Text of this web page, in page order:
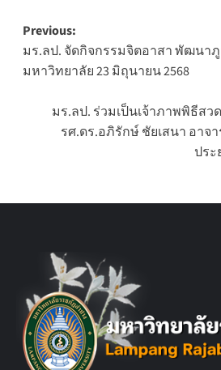
Post
navigation
Previous:
มร.ลป. จัดกิจกรรมจิตอาสา พัฒนา
มหาวิทยาลัย 23 มิถุนายน 2568
มร.ลป. ร่วมเป็นเจ้าภาพพิธีส
รศ.ดร.อภิรักษ์ ชัยเสนา อาจ
ปร